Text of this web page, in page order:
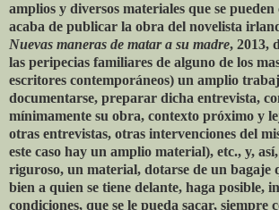
amplios y diversos materiales que se pueden
acaba de publicar la obra del novelista
Nuevas maneras de matar a su madre, 2013,
las peripecias familiares de alguno de los
escritores contemporáneos) un amplio
documentarse, preparar dicha entrevista,
mínimamente su obra, contexto próximo y
otras entrevistas, otras intervenciones del
este caso hay un amplio material), etc., y,
riguroso, un material, dotarse de un bagaje
bien a quien se tiene delante, haga posible,
condiciones, que se le pueda sacar, siempre